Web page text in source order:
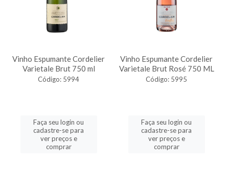
Vinho Espumante Cordelier
Varietale Brut 750 ml
Código: 5994
Faça seu login ou
cadastre-se para
ver preços e
comprar
Vinho Espumante Cordelier
Varietale Brut Rosé 750 ML
Código: 5995
Faça seu login ou
cadastre-se para
ver preços e
comprar